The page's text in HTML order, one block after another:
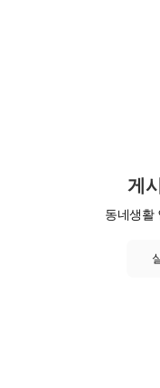
게
동네생활